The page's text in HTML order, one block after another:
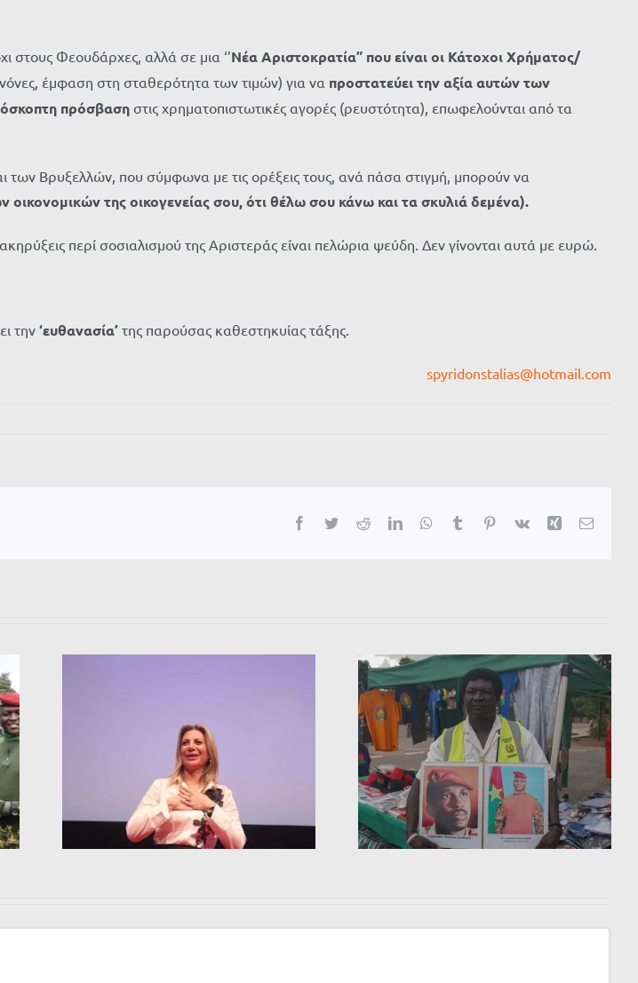
στους Φεουδάρχες, αλλά σε μια ‘’Νέα Αριστοκρατία” που είναι οι Κάτοχοι Χρήματος/
έμφαση στη σταθερότητα των τιμών) για να προστατεύει την αξία αυτών των
πρόσβασηστις χρηματοπιστωτικές αγορές (ρευστότητα), επωφελούνται από τα
των Βρυξελλών, που σύμφωνα με τις ορέξεις τους, ανά πάσα στιγμή, μπορούν να
της οικογενείας σου, ότι θέλω σου κάνω και τα σκυλιά δεμένα).
περί σοσιαλισμού της Αριστεράς είναι πελώρια ψεύδη. Δεν γίνονται αυτά με ευρώ.
την ‘ευθανασία’ της παρούσας καθεστηκυίας τάξης.
spyridonstalias@hotmail.com
Facebook
TwitterRedditLinkedInWhatsApp
Tumblr Pinterest
Vk Xing Email